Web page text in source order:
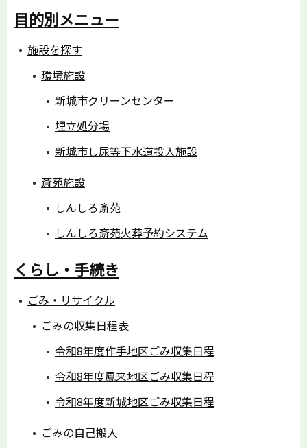
目的別メニュー
施設を探す
環境施設
新城市クリーンセンター
埋立処分場
新城市し尿等下水道投入施設
斎苑施設
しんしろ斎苑
しんしろ斎苑火葬予約システム
くらし・手続き
ごみ・リサイクル
ごみの収集日程表
令和8年度作手地区ごみ収集日程
令和8年度鳳来地区ごみ収集日程
令和8年度新城地区ごみ収集日程
ごみの自己搬入